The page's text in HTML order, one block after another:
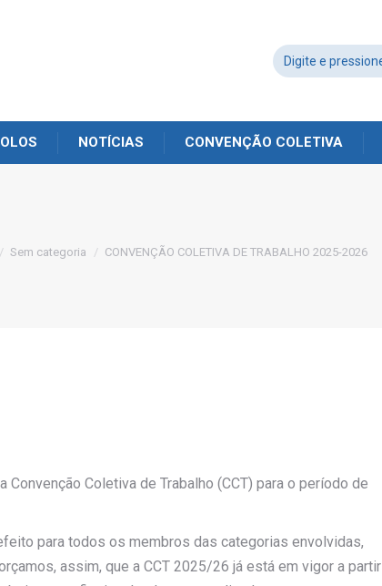
NOTÍCIAS CONVENÇÃO COLETIVA
aqui:
Sem categoria CONVENÇÃO COLETIVA DE TRABALHO 2025-2026
Coletiva de Trabalho (CCT) para o período de
para todos os membros das categorias envolvidas,
assim, que a CCT 2025/26 já está em vigor a partir